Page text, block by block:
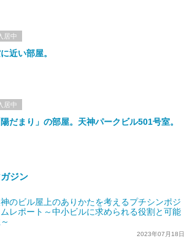
居中
近い部屋。
居中
陽だまり」の部屋。天神パークビル501号室。
ジン
のビル屋上のありかたを考えるプチシンポジ
レポート～中小ビルに求められる役割と可能
2023年07月18日